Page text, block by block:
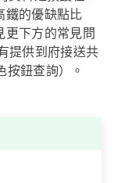
鐵的優缺點比
更下方的常見問
提供到府接送共
鈕查詢）。